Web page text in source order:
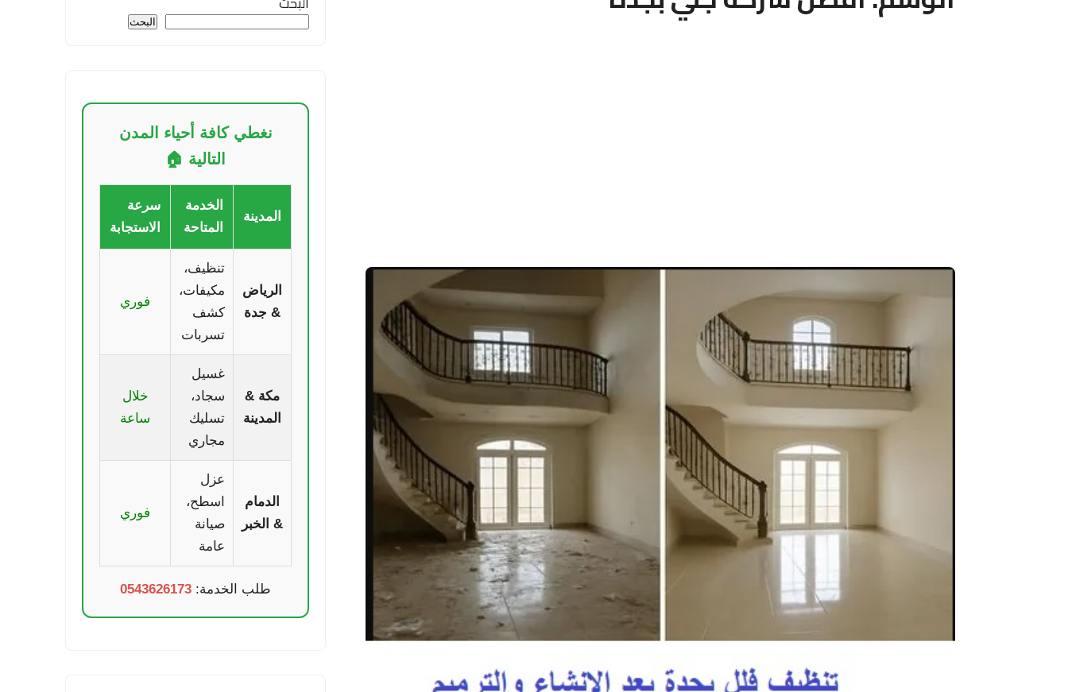
البحث
نغطي كافة أحياء المدن
التالية 🏠
المدينة
الخدمة
المتاحة
سرعة
الاستجابة
الرياض
& جدة
تنظيف،
مكيفات،
كشف
تسربات
فوري
مكة &
المدينة
غسيل
سجاد،
تسليك
مجاري
خلال
ساعة
الدمام
& الخبر
عزل
اسطح،
صيانة
عامة
فوري
طلب الخدمة: 0543626173